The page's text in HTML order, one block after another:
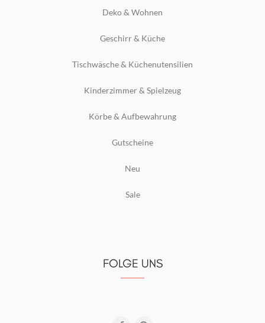
Deko & Wohnen
Geschirr & Küche
Tischwäsche & Küchenutensilien
Kinderzimmer & Spielzeug
Körbe & Aufbewahrung
Gutscheine
Neu
Sale
FOLGE UNS